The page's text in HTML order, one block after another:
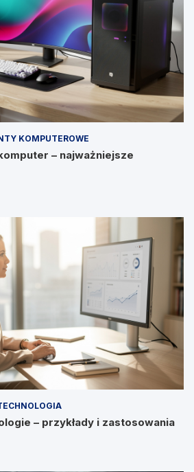
KOMPUTEROWE
– najważniejsze
– przykłady i zastosowania